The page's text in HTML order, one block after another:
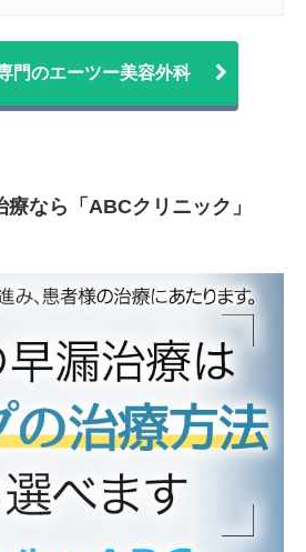
門のエーツー美容外科
なら「ABCクリニック」